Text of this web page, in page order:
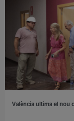
València ultima el nou